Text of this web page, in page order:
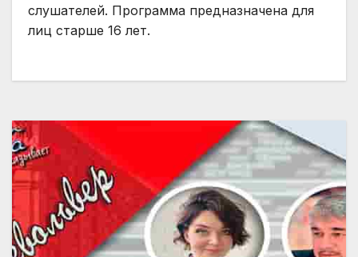
слушателей. Программа предназначена для
лиц старше 16 лет.